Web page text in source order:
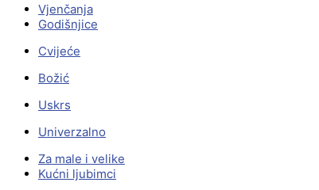
Vjenčanja
Godišnjice
Cvijeće
Božić
Uskrs
Univerzalno
Za male i velike
Kućni ljubimci